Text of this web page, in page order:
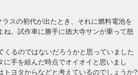
スの初代が出たとき、それに燃料電池を
。試作車に勝手に徳大寺サンが乗って怒
くるのではないだろうかと思っていました
手を組んだ時点でオイオイと思いまし
トヨタからなどと考えているのでしょうか?